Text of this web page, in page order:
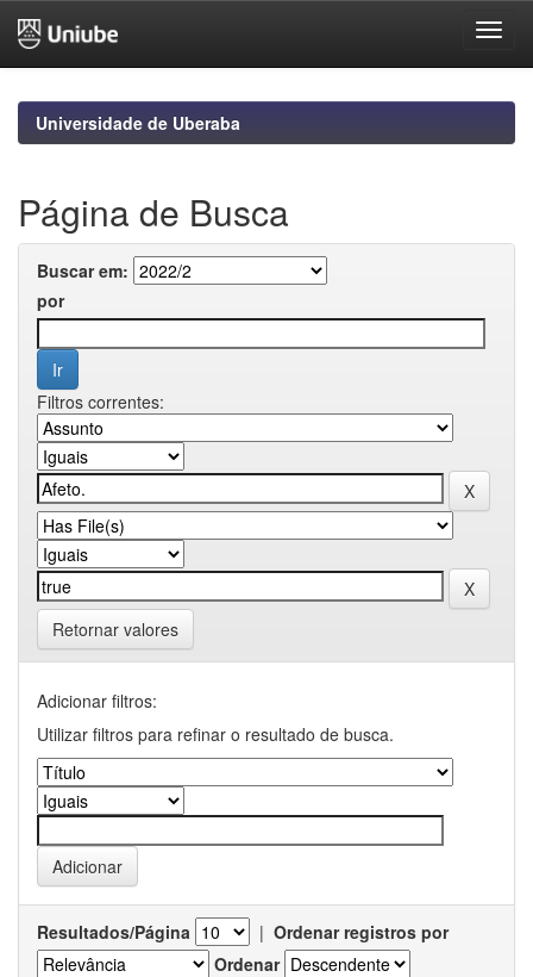
navigationUniversidade de Uberaba
Página de Busca
Buscar em:
por
Filtros correntes:
Retornar valores
Adicionar filtros:
Utilizar filtros para refinar o resultado de busca.
Resultados/Página | Ordenar registros por
Ordenar